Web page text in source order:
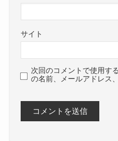
サイト
次回のコメントで使用す
の名前、メールアドレス